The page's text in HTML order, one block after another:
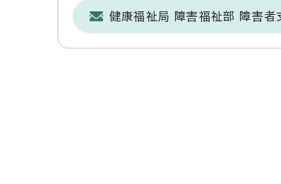
健康福祉局 障害福祉部 障害者